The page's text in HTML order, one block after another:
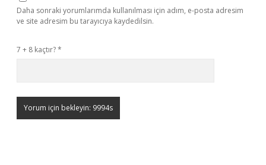
Daha sonraki yorumlarımda kullanılması için adım, e-posta adresim
ve site adresim bu tarayıcıya kaydedilsin.
7 + 8 kaçtır?*